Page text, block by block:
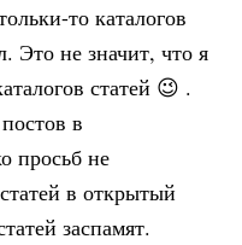
то каталогов
Это не значит, что я
статей 😉 .
в
просьб не
в открытый
заспамят.